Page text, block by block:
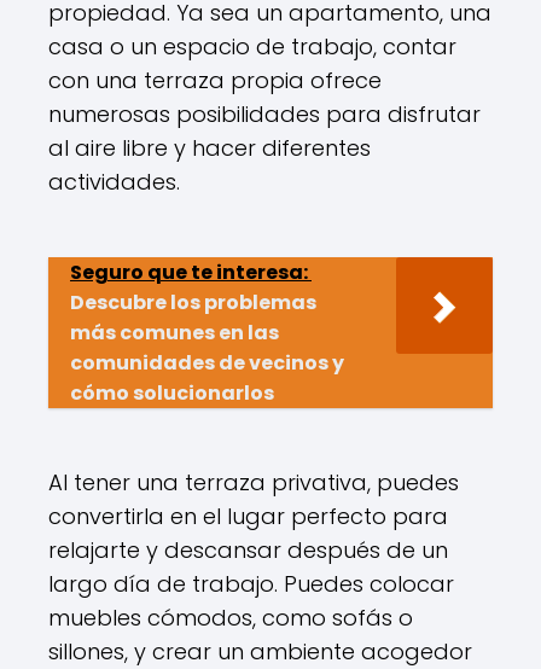
propiedad. Ya sea un apartamento, una
casa o un espacio de trabajo, contar
con una terraza propia ofrece
numerosas posibilidades para disfrutar
al aire libre y hacer diferentes
actividades.
Seguro que te interesa:
Descubre los problemas
más comunes en las
comunidades de vecinos y
cómo solucionarlos
Al tener una terraza privativa, puedes
convertirla en el lugar perfecto para
relajarte y descansar después de un
largo día de trabajo. Puedes colocar
muebles cómodos, como sofás o
sillones, y crear un ambiente acogedor